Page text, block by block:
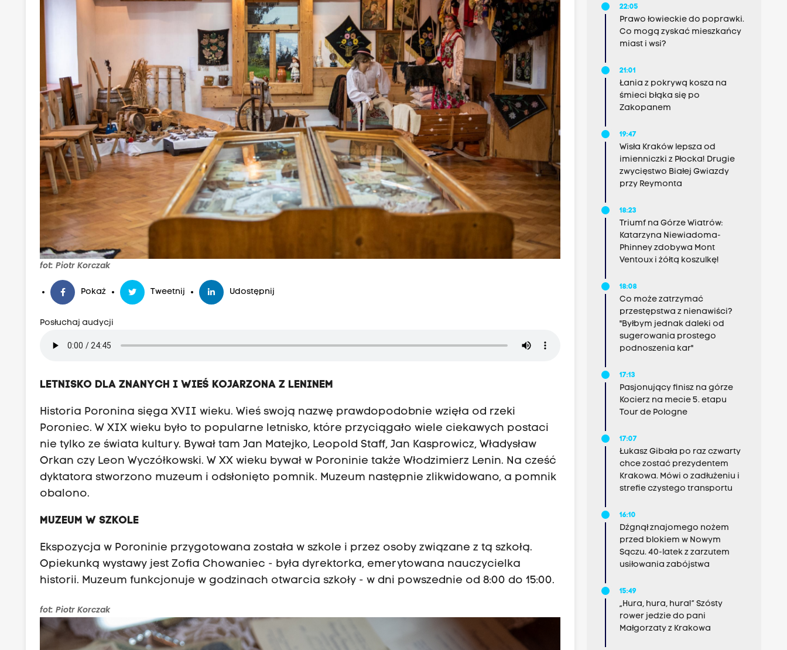
fot: Piotr Korczak
Pokaż Tweetnij Udostępnij
Posłuchaj audycji
LETNISKO DLA ZNANYCH I WIEŚ KOJARZONA Z LENINEM
Historia Poronina sięga XVII wieku. Wieś swoją nazwę prawdopodobnie wzięła od rzeki
Poroniec. W XIX wieku było to popularne letnisko, które przyciągało wiele ciekawych postaci
nie tylko ze świata kultury. Bywał tam Jan Matejko, Leopold Staff, Jan Kasprowicz, Władysław
Orkan czy Leon Wyczółkowski. W XX wieku bywał w Poroninie także Włodzimierz Lenin. Na cześć
dyktatora stworzono muzeum i odsłonięto pomnik. Muzeum następnie zlikwidowano, a pomnik
obalono.
MUZEUM W SZKOLE
Ekspozycja w Poroninie przygotowana została w szkole i przez osoby związane z tą szkołą.
Opiekunką wystawy jest Zofia Chowaniec - była dyrektorka, emerytowana nauczycielka
historii. Muzeum funkcjonuje w godzinach otwarcia szkoły - w dni powszednie od 8:00 do 15:00.
fot: Piotr Korczak
22:05
Prawo łowieckie do poprawki.
Co mogą zyskać mieszkańcy
miast i wsi?
21:01
Łania z pokrywą kosza na
śmieci błąka się po
Zakopanem
19:47
Wisła Kraków lepsza od
imienniczki z Płocka! Drugie
zwycięstwo Białej Gwiazdy
przy Reymonta
18:23
Triumf na Górze Wiatrów:
Katarzyna Niewiadoma-
Phinney zdobywa Mont
Ventoux i żółtą koszulkę!
18:08
Co może zatrzymać
przestępstwa z nienawiści?
"Byłbym jednak daleki od
sugerowania prostego
podnoszenia kar"
17:13
Pasjonujący finisz na górze
Kocierz na mecie 5. etapu
Tour de Pologne
17:07
Łukasz Gibała po raz czwarty
chce zostać prezydentem
Krakowa. Mówi o zadłużeniu i
strefie czystego transportu
16:10
Dźgnął znajomego nożem
przed blokiem w Nowym
Sączu. 40-latek z zarzutem
usiłowania zabójstwa
15:49
„Hura, hura, hura!” Szósty
rower jedzie do pani
Małgorzaty z Krakowa